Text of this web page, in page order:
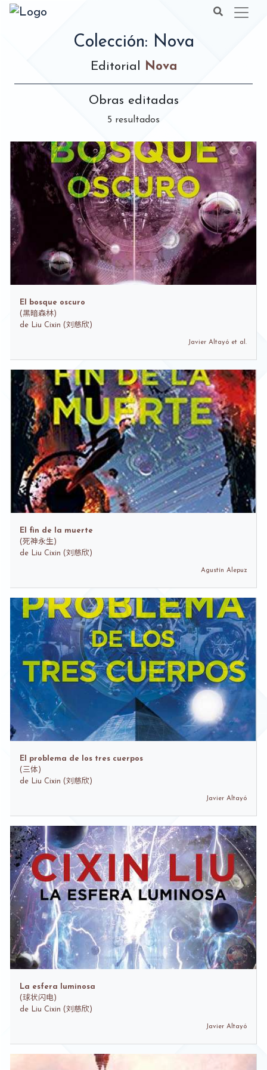
Colección: Nova
Editorial Nova
Obras editadas
5 resultados
El bosque oscuro
(黑暗森林)
de Liu Cixin (刘慈欣)
Javier Altayó et al.
El fin de la muerte
(死神永生)
de Liu Cixin (刘慈欣)
Agustín Alepuz
El problema de los tres cuerpos
( 三体)
de Liu Cixin (刘慈欣)
Javier Altayó
La esfera luminosa
(球状闪电)
de Liu Cixin (刘慈欣)
Javier Altayó